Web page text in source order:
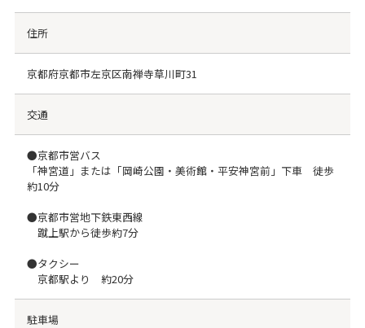
住所
京都府京都市左京区南禅寺草川町31
交通
●京都市営バス
「神宮道」または「岡崎公園・美術館・平安神宮前」下車 徒歩
約10分
●京都市営地下鉄東西線
蹴上駅から徒歩約7分
●タクシー
京都駅より 約20分
駐車場